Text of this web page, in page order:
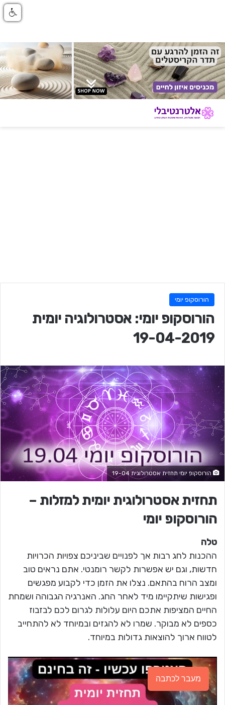
הורוסקופ יומי
הורוסקופ יומי: אסטרולוגיה יומית
19-04-2019
הורוסקופ יומי תחזית אסטרולוגית 19-04
תחזית אסטרולוגית יומית למזלות –
הורוסקופ יומי
טלה
ההכנות לחג רבות אך לפנויים שביניכם צפויות הכרויות
חדשות, וגם יש אפשרות לקשר רומנטי. אתם נראים טוב
ומצב הרוח בהתאם. נצלו את הזמן כדי לקבוע מפגשים
ופגישות שיתקיימו מיד לאחר החג. האנרגיה הגבוהה ושמחת
החיים המציפות אתכם היום עלולות לגרום לכם לבזבוז
כספים לא מבוקר. שמרו לא להגזים ובמיוחד לא להתחייב
לטווח ארוך להוצאות גדולות במיוחד.
מעבר לכתבה